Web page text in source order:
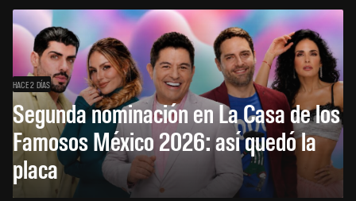
HACE 2 DÍAS
Segunda nominación en La Casa de los
Famosos México 2026: así quedó la
placa